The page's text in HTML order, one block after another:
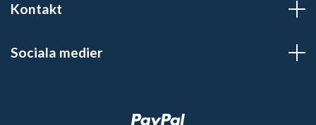
Kontakt
Sociala medier